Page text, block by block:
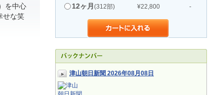
12ヶ月 (312部) ¥22,800 -
津山朝日新聞 2026年08月08日
を中心
せな笑